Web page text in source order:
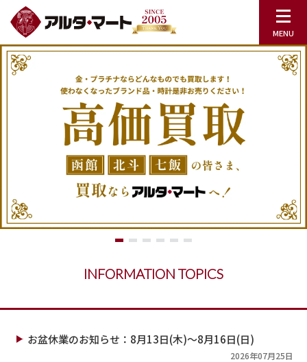
INFORMATION TOPICS
お盆休業のお知らせ：8月13日(木)～8月16日(日)
2026年07月25日